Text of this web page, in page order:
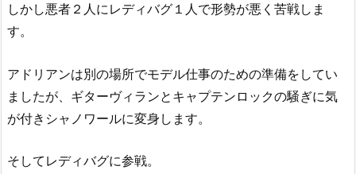
しかし悪者２人にレディバグ１人で形勢が悪く苦戦しま
す。
アドリアンは別の場所でモデル仕事のための準備をしてい
ましたが、ギターヴィランとキャプテンロックの騒ぎに気
が付きシャノワールに変身します。
そしてレディバグに参戦。